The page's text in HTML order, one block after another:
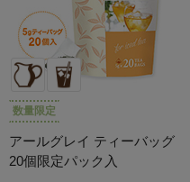
数量限定
アールグレイ ティーバッグ
20個限定パック入